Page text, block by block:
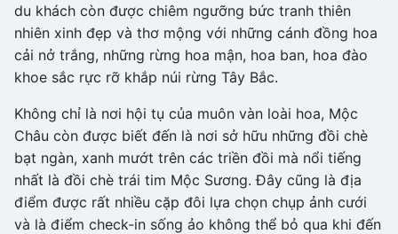
du khách còn được chiêm ngưỡng bức tranh thiên
nhiên xinh đẹp và thơ mộng với những cánh đồng hoa
cải nở trắng, những rừng hoa mận, hoa ban, hoa đào
khoe sắc rực rỡ khắp núi rừng Tây Bắc.
Không chỉ là nơi hội tụ của muôn vàn loài hoa, Mộc
Châu còn được biết đến là nơi sở hữu những đồi chè
bạt ngàn, xanh mướt trên các triền đồi mà nổi tiếng
nhất là đồi chè trái tim Mộc Sương. Đây cũng là địa
điểm được rất nhiều cặp đôi lựa chọn chụp ảnh cưới
và là điểm check-in sống ảo không thể bỏ qua khi đến